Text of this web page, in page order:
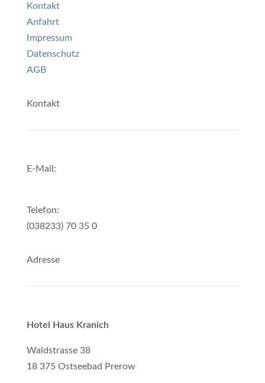
Kontakt
Anfahrt
Impressum
Datenschutz
AGB
Kontakt
E-Mail:
Telefon:
(038233) 70 35 0
Adresse
Hotel Haus Kranich
Waldstrasse 38
18 375 Ostseebad Prerow